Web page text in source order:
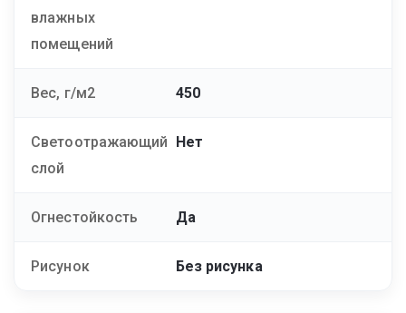
влажных
помещений
Вес, г/м2 450
Светоотражающий
слой
Нет
Огнестойкость Да
Рисунок Без рисунка